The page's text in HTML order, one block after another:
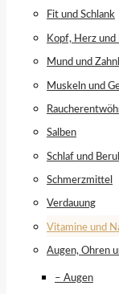
Fit und Schlank
Kopf, Herz und
Mund und
Muskeln und
Salben
Schlaf und
Schmerzmittel
Verdauung
Vitamine und
Augen, Ohren
– Augen